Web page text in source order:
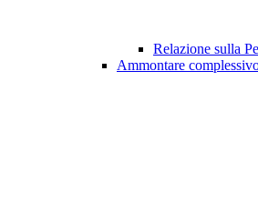
Relazione sulla
Ammontare